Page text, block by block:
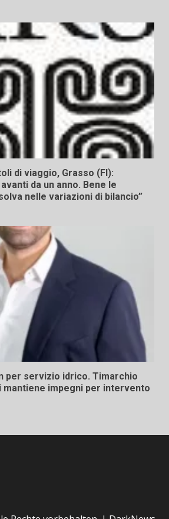
di viaggio, Grasso (FI):
da un anno. Bene le
nelle variazioni di bilancio”
per servizio idrico. Timarchio
mantiene impegni per intervento